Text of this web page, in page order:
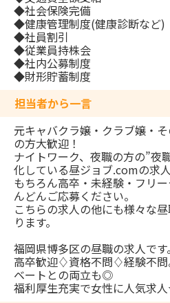
◆社会保険完備
◆健康管理制度(健康診断など)
◆社員割引
◆従業員持株会
◆社内公募制度
◆財形貯蓄制度
担当者から一言
元キャバクラ嬢・クラブ嬢・
の方大歓迎！
ナイトワーク、夜職の方の”夜
化している昼ジョブ.comの求人
もちろん高卒・未経験・フリ
んどんご応募ください。
こちらの求人の他にも様々な
ります。
福岡県博多区の昼職の求人です。
高卒歓迎♢資格不問♢経験不問
ベートとの両立も◎
福利厚生充実で女性に人気求